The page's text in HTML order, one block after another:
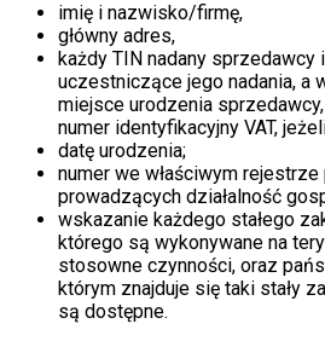
imię i nazwisko/firmę,
główny adres,
każdy TIN nadany sprzedawcy
uczestniczące jego nadania, a
miejsce urodzenia sprzedawcy,
numer identyfikacyjny VAT,
datę urodzenia;
numer we właściwym
prowadzących działalność
wskazanie każdego stałego
którego są wykonywane na
stosowne czynności, oraz
którym znajduje się taki stały
są dostępne.